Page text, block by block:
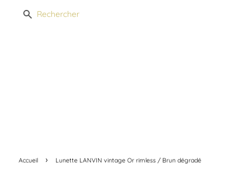
Recherche
Accueil › Lunette LANVIN vintage Or rimless / Brun dégradé